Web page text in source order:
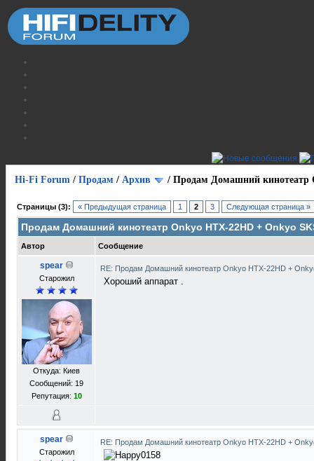
Hi-Fi Forum / Продам / Архив / Продам Домашний кинотеатр
Страницы (3): « Предыдущая страница 1 2 3 Следующая страница »
Продам Домашний кинотеатр Onkyo HTX-22HD + Onkyo
Автор Сообщение
spear
Старожил
Откуда: Киев
Сообщений: 19
Репутация: 10
RE: Продам Домашний кинотеатр Onkyo HTX-22HD +
Хороший аппарат .
spear
Старожил
RE: Продам Домашний кинотеатр Onkyo HTX-22HD +